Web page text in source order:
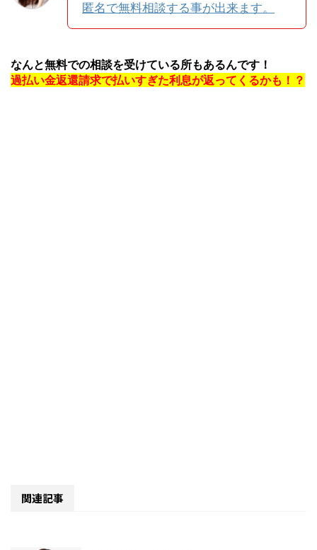
匿名で無料相談する事が出来ます。
なんと無料での相談を受けている所もあるんです！
過払い金返還請求で払いすぎた利息が返ってくるかも！？
関連記事